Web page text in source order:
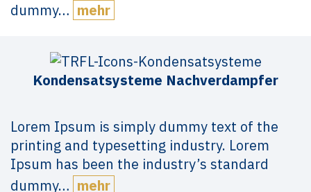
dummy… mehr
Kondensatsysteme Nachverdampfer
Lorem Ipsum is simply dummy text of the
printing and typesetting industry. Lorem
Ipsum has been the industry’s standard
dummy… mehr